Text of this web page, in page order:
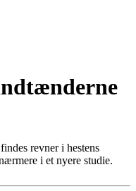
revner i hestens
i et nyere studie.